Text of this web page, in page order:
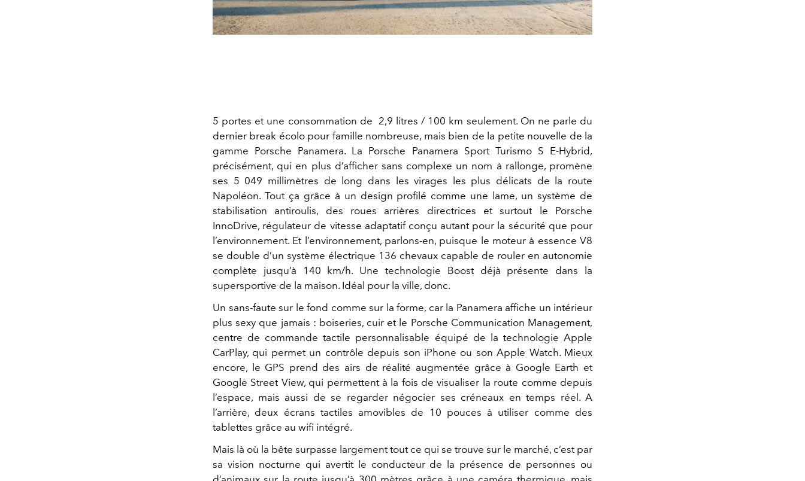
5 portes et une consommation de 2,9 litres / 100 km seulement. On ne parle du
dernier break écolo pour famille nombreuse, mais bien de la petite nouvelle de la
gamme Porsche Panamera. La Porsche Panamera Sport Turismo S E-Hybrid,
précisément, qui en plus d’afficher sans complexe un nom à rallonge, promène
ses 5 049 millimètres de long dans les virages les plus délicats de la route
Napoléon. Tout ça grâce à un design profilé comme une lame, un système de
stabilisation antiroulis, des roues arrières directrices et surtout le Porsche
InnoDrive, régulateur de vitesse adaptatif conçu autant pour la sécurité que pour
l’environnement. Et l’environnement, parlons-en, puisque le moteur à essence V8
se double d’un système électrique 136 chevaux capable de rouler en autonomie
complète jusqu’à 140 km/h. Une technologie Boost déjà présente dans la
supersportive de la maison. Idéal pour la ville, donc.
Un sans-faute sur le fond comme sur la forme, car la Panamera affiche un intérieur
plus sexy que jamais : boiseries, cuir et le Porsche Communication Management,
centre de commande tactile personnalisable équipé de la technologie Apple
CarPlay, qui permet un contrôle depuis son iPhone ou son Apple Watch. Mieux
encore, le GPS prend des airs de réalité augmentée grâce à Google Earth et
Google Street View, qui permettent à la fois de visualiser la route comme depuis
l’espace, mais aussi de se regarder négocier ses créneaux en temps réel. A
l’arrière, deux écrans tactiles amovibles de 10 pouces à utiliser comme des
tablettes grâce au wifi intégré.
Mais là où la bête surpasse largement tout ce qui se trouve sur le marché, c’est par
sa vision nocturne qui avertit le conducteur de la présence de personnes ou